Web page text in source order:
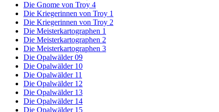
Die Gnome von Troy 4
Die Kriegerinnen von Troy 1
Die Kriegerinnen von Troy 2
Die Meisterkartographen 1
Die Meisterkartographen 2
Die Meisterkartographen 3
Die Opalwälder 09
Die Opalwälder 10
Die Opalwälder 11
Die Opalwälder 12
Die Opalwälder 13
Die Opalwälder 14
Die Opalwälder 15